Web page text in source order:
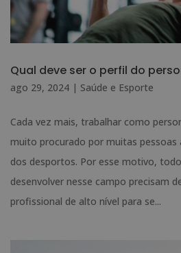
Qual deve ser o perfil do
ago 29, 2024 | Saúde e Esporte
Cada vez mais, trabalhar como
muito procurado por muitas pessoas
dos desportos. Por esse motivo,
desenvolver nesse campo precisam
profissional de alto nível para se...